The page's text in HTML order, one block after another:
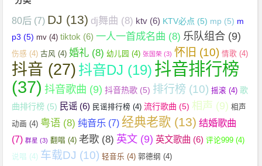
80后 (7) DJ (13) dj舞曲 (8) ktv (6) KTV必点 (5) mp (5) m
p3 (5) mv (4) tiktok (6) 一人一首成名曲 (8) 乐队组合 (9)
伤感 (4) 古风 (4) 婚礼 (8) 幼儿园 (4) 张国荣 (3) 怀旧 (10) 情歌 (4)
抖音 (27) 抖音DJ (19) 抖音排行榜
(37) 抖音歌曲 (9) 抖音热歌 (5) 排行榜 (10) 摇滚 (4) 歌
曲排行榜 (5) 民谣 (6) 民谣排行榜 (4) 流行歌曲 (5) 相声 (9) 相声
动画 (4) 粤语 (8) 纯音乐 (7) 经典老歌 (13) 结婚歌曲
(7) 群星 (3) 翻唱 (4) 老歌 (8) 英文 (9) 英文歌曲 (6) 评论999 (4)
说唱 (4) 车载DJ (10) 轻音乐 (4) 郭德纲 (4)